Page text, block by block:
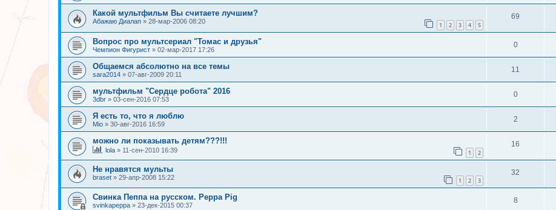
Какой мультфильм Вы считаете лучшим?
Абажаю Диалап » 28-мар-2006 08:20 1 2 3 4 5
69
Вопрос про мультсериал "Томас и друзья"
Чемпион Фигурист » 02-мар-2017 17:26
0
Общаемся абсолютно на все темы
sara2014 » 07-авг-2009 20:11
11
мультфильм "Сердце робота" 2016
3dbr » 03-сен-2016 07:53
0
Я есть то, что я люблю
Mio » 30-авг-2016 16:59
2
можно ли показывать детям???!!!
lola » 11-сен-2010 16:39 1 2
16
Не нравятся мульты
braset » 29-апр-2008 15:22 1 2 3
32
Свинка Пеппа на русском. Peppa Pig
svinkapeppa » 23-дек-2015 00:37
8